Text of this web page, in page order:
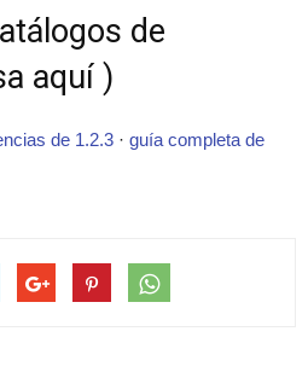
de
aquí )
de 1.2.3 · guía completa de